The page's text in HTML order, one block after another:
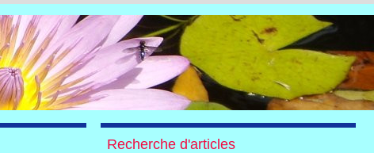
Recherche d'articles